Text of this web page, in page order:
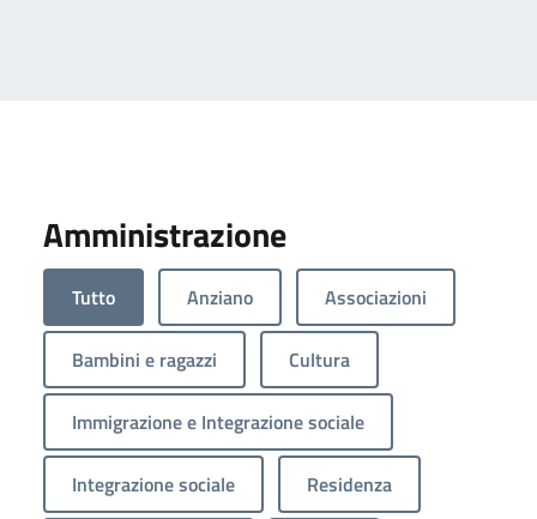
Amministrazione
Tutto Anziano Associazioni
Bambini e ragazzi Cultura
Immigrazione e Integrazione sociale
Integrazione sociale Residenza